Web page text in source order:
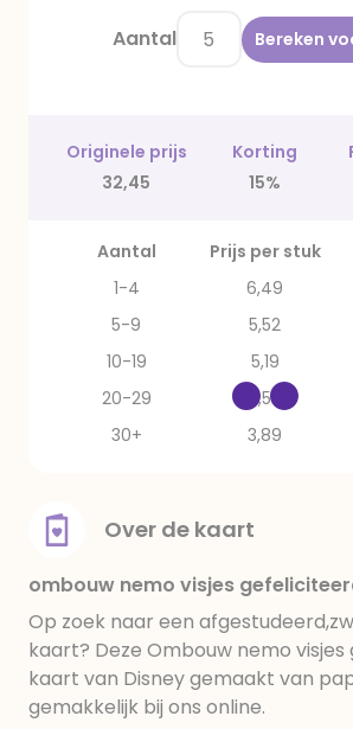
Aantal Bereken
Originele prijs Korting
32,45
15%
Aantal Prijs per stuk
1-4
6,49
5-9
5,52
10-19
5,19
20-29
4,54
30+
3,89
Over de kaart
ombouw nemo visjes
Op zoek naar een
kaart? Deze Ombouw nemo
kaart van Disney gemaakt van
gemakkelijk bij ons online.